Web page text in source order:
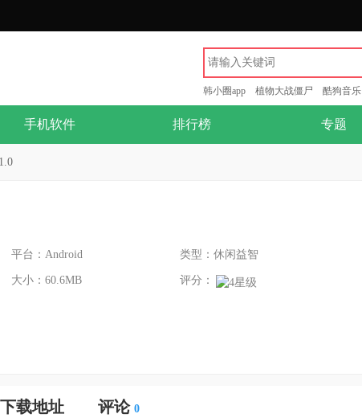
韩小圈app 植物大战僵尸 酷狗音乐
手机软件 排行榜 专题
平台：Android 类型：休闲益智
大小：60.6MB 评分：
下载地址 评论 0